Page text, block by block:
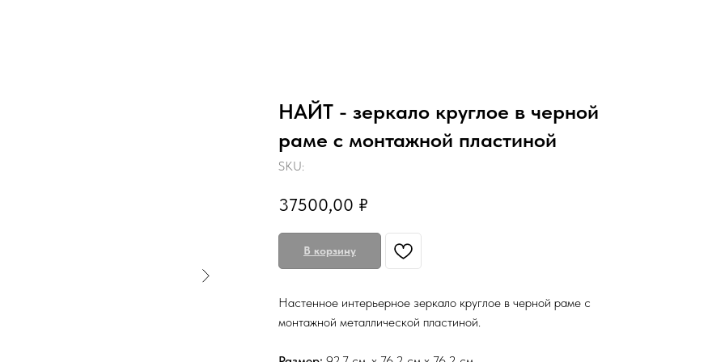
НАЙТ - зеркало круглое в черной
раме с монтажной пластиной
SKU:
37500,00 ₽
В корзину
Настенное интерьерное зеркало круглое в черной раме с
монтажной металлической пластиной.